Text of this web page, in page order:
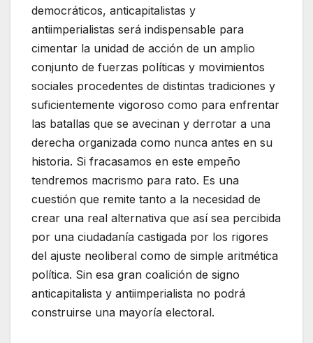
democráticos, anticapitalistas y
antiimperialistas será indispensable para
cimentar la unidad de acción de un amplio
conjunto de fuerzas políticas y movimientos
sociales procedentes de distintas tradiciones y
suficientemente vigoroso como para enfrentar
las batallas que se avecinan y derrotar a una
derecha organizada como nunca antes en su
historia. Si fracasamos en este empeño
tendremos macrismo para rato. Es una
cuestión que remite tanto a la necesidad de
crear una real alternativa que así sea percibida
por una ciudadanía castigada por los rigores
del ajuste neoliberal como de simple aritmética
política. Sin esa gran coalición de signo
anticapitalista y antiimperialista no podrá
construirse una mayoría electoral.